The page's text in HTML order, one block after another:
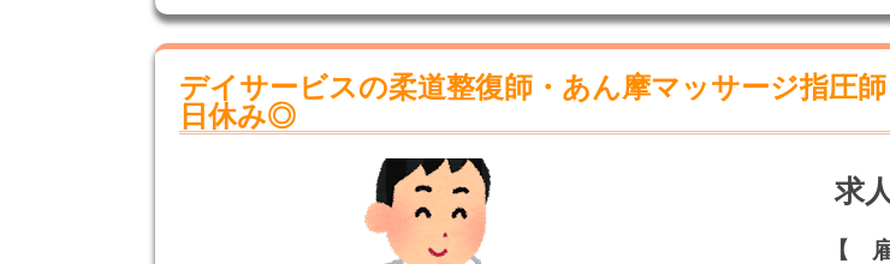
デイサービスの柔道整復師・あん摩マッサージ指圧
日休み◎
求
【